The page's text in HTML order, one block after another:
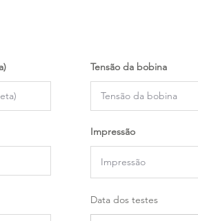
Tensão da bobina
Impressão
Data dos testes